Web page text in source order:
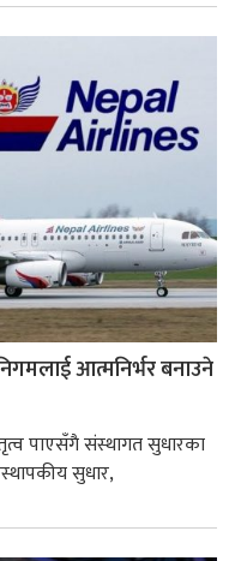
आत्मनिर्भर बनाउने
पाएसँगै संस्थागत सुधारका
सुधार,